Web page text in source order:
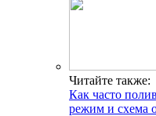
Читайте также:
Как часто
режим и схема